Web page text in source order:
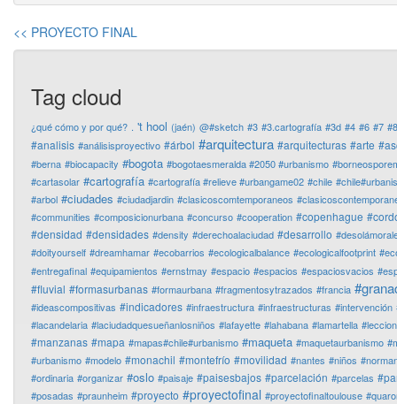
<< PROYECTO FINAL
Tag cloud
¿qué cómo y por qué? . 't hool (jaén) @#sketch #3 #3.cartografía #3d #4 #6 #7 #8
#analisis #análisisproyectivo #árbol #arquitectura #arquitecturas #arte
#berna #biocapacity #bogota #bogotaesmeralda #2050 #urbanismo
#cartasolar #cartografía #cartografía #relieve #urbangame02 #chile
#arbol #ciudades #ciudadjardin #clasicoscomtemporaneos
#communities #composicionurbana #concurso #cooperation #copenhague
#densidad #densidades #density #derechoalaciudad #desarrollo
#doityourself #dreamhamar #ecobarrios #ecologicalbalance #ecologicalfootprint
#entregafinal #equipamientos #ernstmay #espacio #espacios #espaciosvacios
#fluvial #formasurbanas #formaurbana #fragmentosytrazados #francia
#ideascompositivas #indicadores #infraestructura #infraestructuras #intervención
#lacandelaria #laciudadquesueñanlosniños #lafayette #lahabana #lamartella
#manzanas #mapa #mapas#chile#urbanismo #maqueta #maquetaurbanismo
#urbanismo #modelo #monachil #montefrío #movilidad #nantes #niños
#ordinaria #organizar #oslo #paisaje #paisesbajos #parcelación #parcelas
#posadas #praunheim #proyecto #proyectofinal #proyectofinaltoulouse